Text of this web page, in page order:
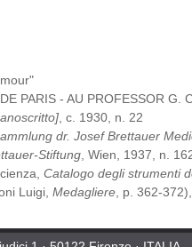
PARIS - AU PROFESSOR G.
, c. 1930, n. 22
dr. Josef Brettauer
Stiftung , Wien, 1937, n.
Catalogo degli strumenti
Luigi, Medagliere , p. 362-